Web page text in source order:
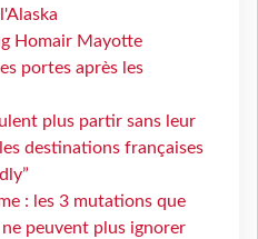
Homair Mayotte
portes après les
plus partir sans leur
destinations françaises
: les 3 mutations que
peuvent plus ignorer